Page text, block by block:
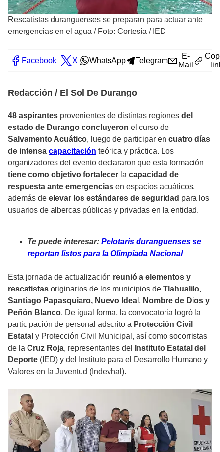
Rescatistas duranguenses se preparan para actuar ante
emergencias en el agua / Foto: Cortesía / IED
Facebook X WhatsApp Telegram
E-
Mail
Redacción / El Sol De Durango
48 aspirantes provenientes de distintas regiones del
estado de Durango concluyeron el curso de
Salvamento Acuático, luego de participar en cuatro días
de intensa capacitación teórica y práctica. Los
organizadores del evento declararon que esta formación
tiene como objetivo fortalecer la capacidad de
respuesta ante emergencias en espacios acuáticos,
además de elevar los estándares de seguridad para los
usuarios de albercas públicas y privadas en la entidad.
Te puede interesar: Pelotaris duranguenses se
reportan listos para la Olimpiada Nacional
Esta jornada de actualización reunió a elementos y
rescatistas originarios de los municipios de Tlahualilo,
Santiago Papasquiaro, Nuevo Ideal , Nombre de Dios y
Peñón Blanco. De igual forma, la convocatoria logró la
participación de personal adscrito a Protección Civil
Estatal y Protección Civil Municipal, así como socorristas
de la Cruz Roja, representantes del
Instituto Estatal del
Deporte (IED) y del Instituto para el Desarrollo Humano y
Valores en la Juventud (Indevhal).